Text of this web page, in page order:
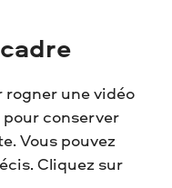
rogner une vidéo
pour conserver
Vous pouvez
Cliquez sur